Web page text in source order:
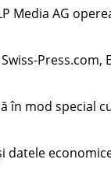
Media AG
Press.com,
în mod special
datele